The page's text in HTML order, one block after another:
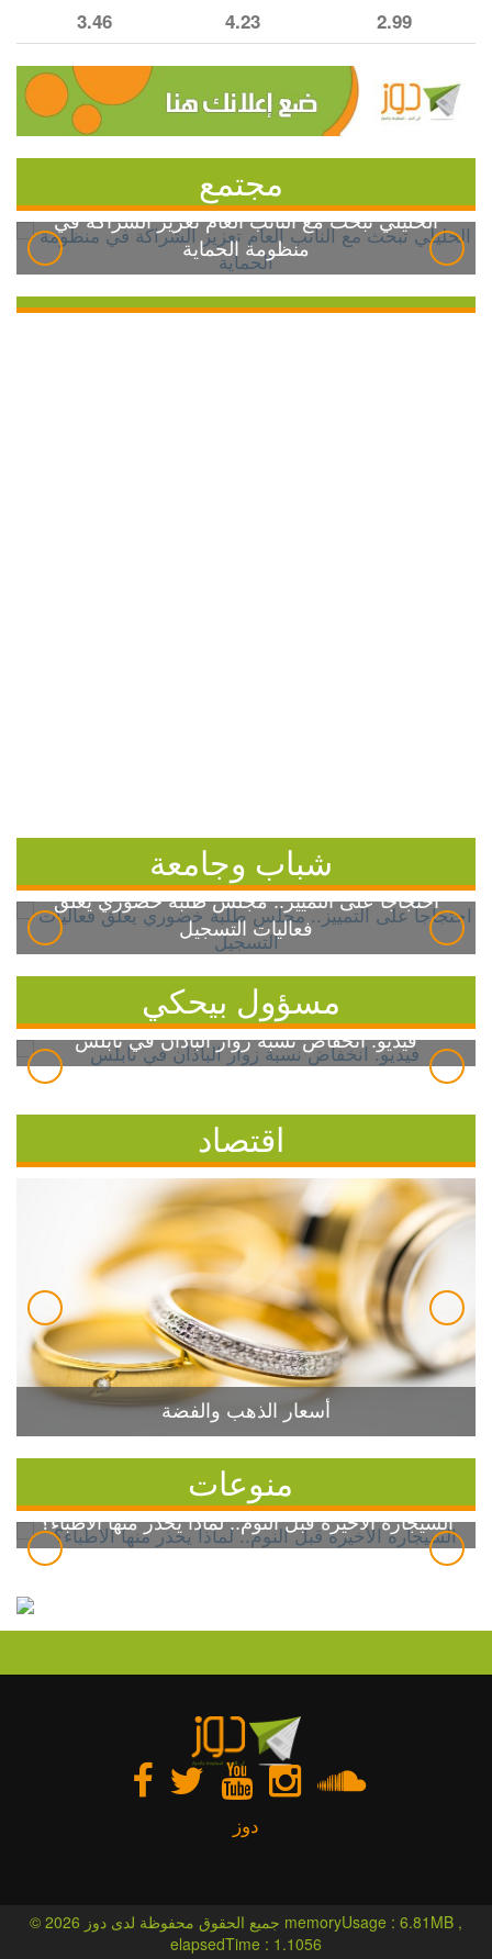
2.99
4.23
3.46
مجتمع
الخليلي تبحث مع النائب العام تعزيز الشراكة في
منظومة الحماية
شباب وجامعة
احتجاجاً على التمييز.. مجلس طلبة خضوري يعلق
فعاليات التسجيل
مسؤول بيحكي
فيديو: انخفاض نسبة زوار الباذان في نابلس
اقتصاد
أسعار الذهب والفضة
منوعات
السيجارة الأخيرة قبل النوم.. لماذا يحذر منها الأطباء؟
دوز
© 2026 جميع الحقوق محفوظة لدى دوز memoryUsage : 6.81MB ,
elapsedTime : 1.1056